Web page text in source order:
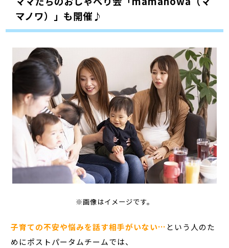
マノワ）」も開催♪
※画像はイメージです。
子育ての不安や悩みを話す相手がいない… という人のた
めにポストパータムチームでは、